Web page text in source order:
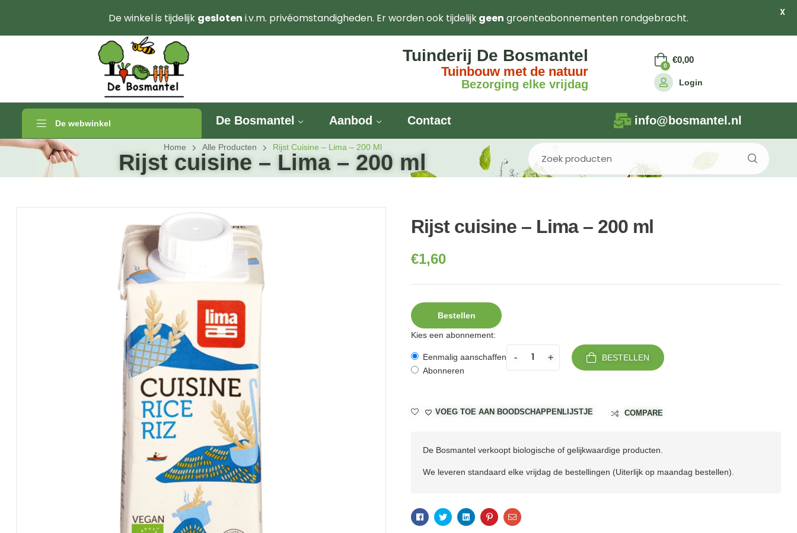
Tuinderij De Bosmantel
Tuinbouw met de natuur
Bezorging elke vrijdag
0
€0,00
Login
De webwinkel De Bosmantel Aanbod Contact info@bosmantel.nl
Home Alle Producten Rijst Cuisine – Lima – 200 Ml
Rijst cuisine – Lima – 200 ml
Rijst cuisine – Lima – 200 ml
€1,60
Bestellen
Kies een abonnement:
Eenmalig aanschaffen
Abonneren
- + BESTELLEN
VOEG TOE AAN BOODSCHAPPENLIJSTJE COMPARE
De Bosmantel verkoopt biologische of gelijkwaardige producten.
We leveren standaard elke vrijdag de bestellingen (Uiterlijk op maandag bestellen).
Facebook
TwitterLinkedinPinterestEmail
De winkel is tijdelijk gesloten i.v.m. privéomstandigheden. Er worden ook tijdelijkgeen groenteabonnementen rondgebracht. X